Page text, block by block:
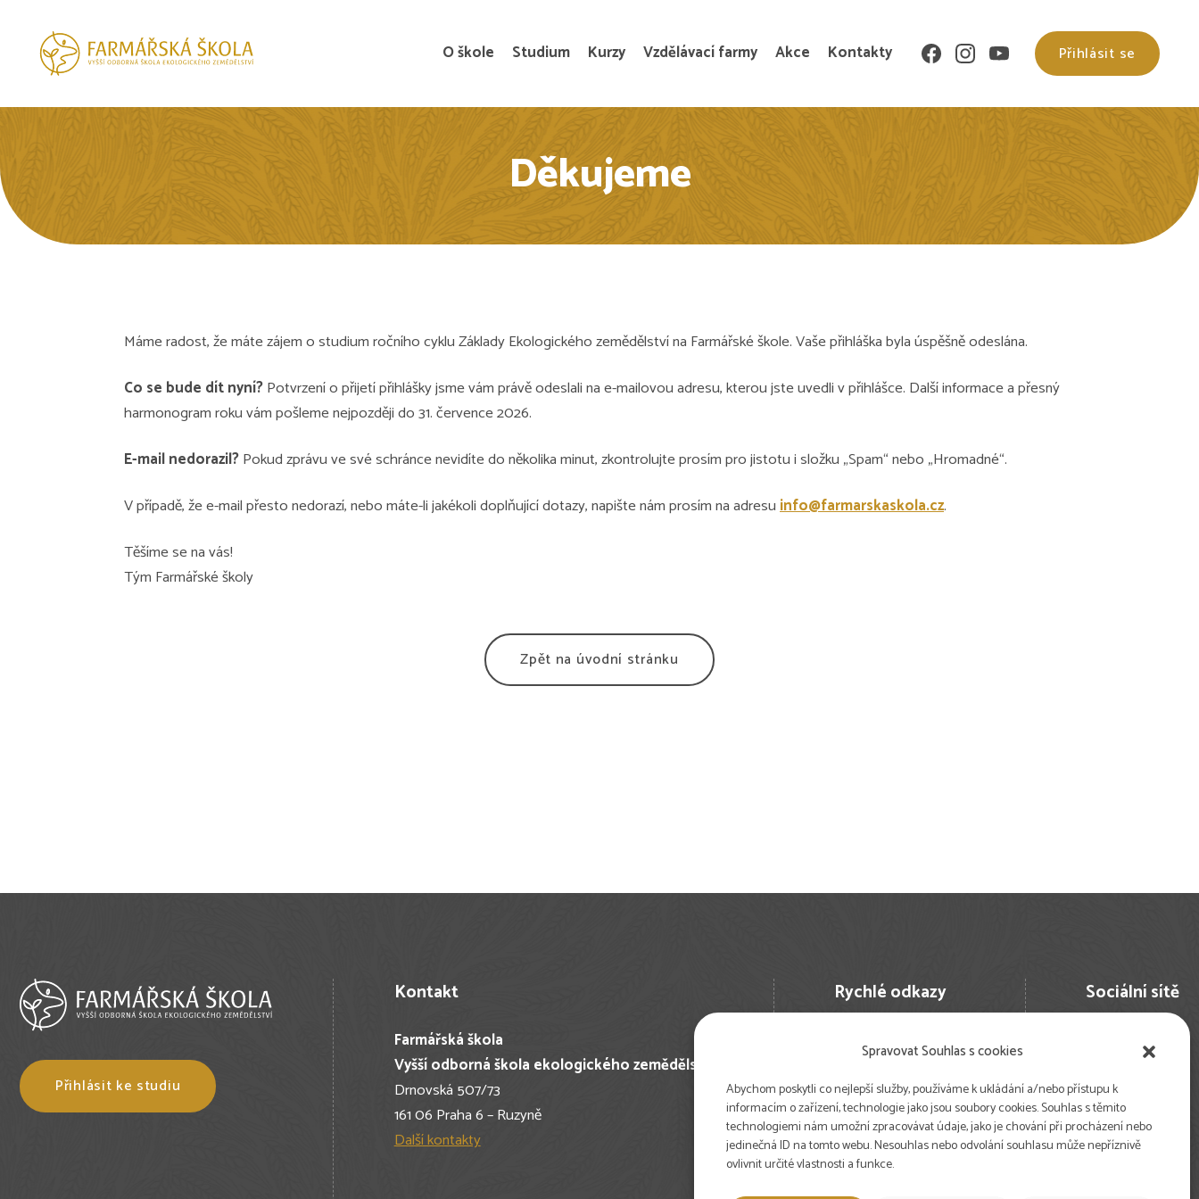
Spravovat Souhlas s cookies
Abychom poskytli co nejlepší služby, používáme k ukládání a/nebo přístupu k
informacím o zařízení, technologie jako jsou soubory cookies. Souhlas s těmito
technologiemi nám umožní zpracovávat údaje, jako je chování při procházení nebo
jedinečná ID na tomto webu. Nesouhlas nebo odvolání souhlasu může nepříznivě
ovlivnit určité vlastnosti a funkce.
O škole Studium Kurzy Vzdělávací farmy Akce Kontakty Přihlásit se
Děkujeme
Máme radost, že máte zájem o studium ročního cyklu Základy Ekologického zemědělství na Farmářské škole. Vaše přihláška byla úspěšně odeslána.
Co se bude dít nyní?Potvrzení o přijetí přihláškyjsme vám právě odeslali na e-mailovou adresu, kterou jste uvedli v přihlášce. Další informace a přesný
harmonogram roku vám pošleme nejpozději do 31. července 2026.
E-mail nedorazil?Pokud zprávu ve své schránce nevidíte do několika minut, zkontrolujte prosím pro jistotu i složku„Spam“nebo„Hromadné“.
V případě, že e-mail přesto nedorazí, nebo máte-li jakékoli doplňující dotazy, napište nám prosím na adresuinfo@farmarskaskola.cz.
Těšíme se na vás!
Tým Farmářské školy
Zpět na úvodní stránku
Přihlásit ke studiu
Kontakt
Farmářská škola
Vyšší odborná škola ekologického zemědělství
Drnovská 507/73
161 06 Praha 6 – Ruzyně
Další kontakty
Rychlé odkazy
Nejčastější dotazy
Pro studenty
Pro farmy
Newsletter
Volné pozice
Podpořte nás
DE | Landbauschule
Sociální sítě